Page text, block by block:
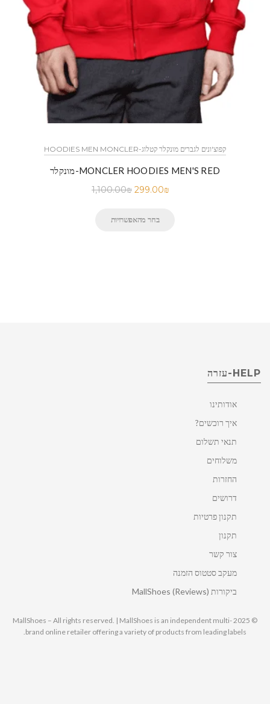
HOODIES MEN MONCLER-קפוצ'ונים לגברים מונקלר קטלוג
מונקלר-MONCLER HOODIES MEN'S RED
1,100.00₪ 299.00₪
בחר מהאפשרויות
HELP-עזרה
אודותינו
איך רוכשים?
תנאי תשלום
משלוחים
החזרות
דרושים
תקנון פרטיות
תקנון
צור קשר
מעקב סטטוס הזמנה
ביקורות MallShoes (Reviews)
© 2025 MallShoes – All rights reserved. | MallShoes is an independent multi-
brand online retailer offering a variety of products from leading labels.